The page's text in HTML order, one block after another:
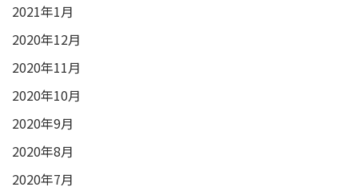
2021年1月
2020年12月
2020年11月
2020年10月
2020年9月
2020年8月
2020年7月